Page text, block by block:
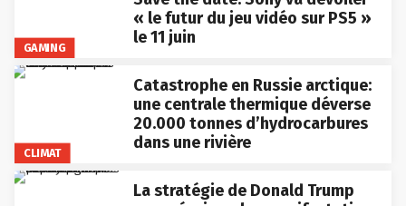
GAMING
« le futur du jeu vidéo sur PS5 »
le 11 juin
CLIMAT
Catastrophe en Russie arctique:
une centrale thermique déverse
20.000 tonnes d’hydrocarbures
dans une rivière
La stratégie de Donald Trump